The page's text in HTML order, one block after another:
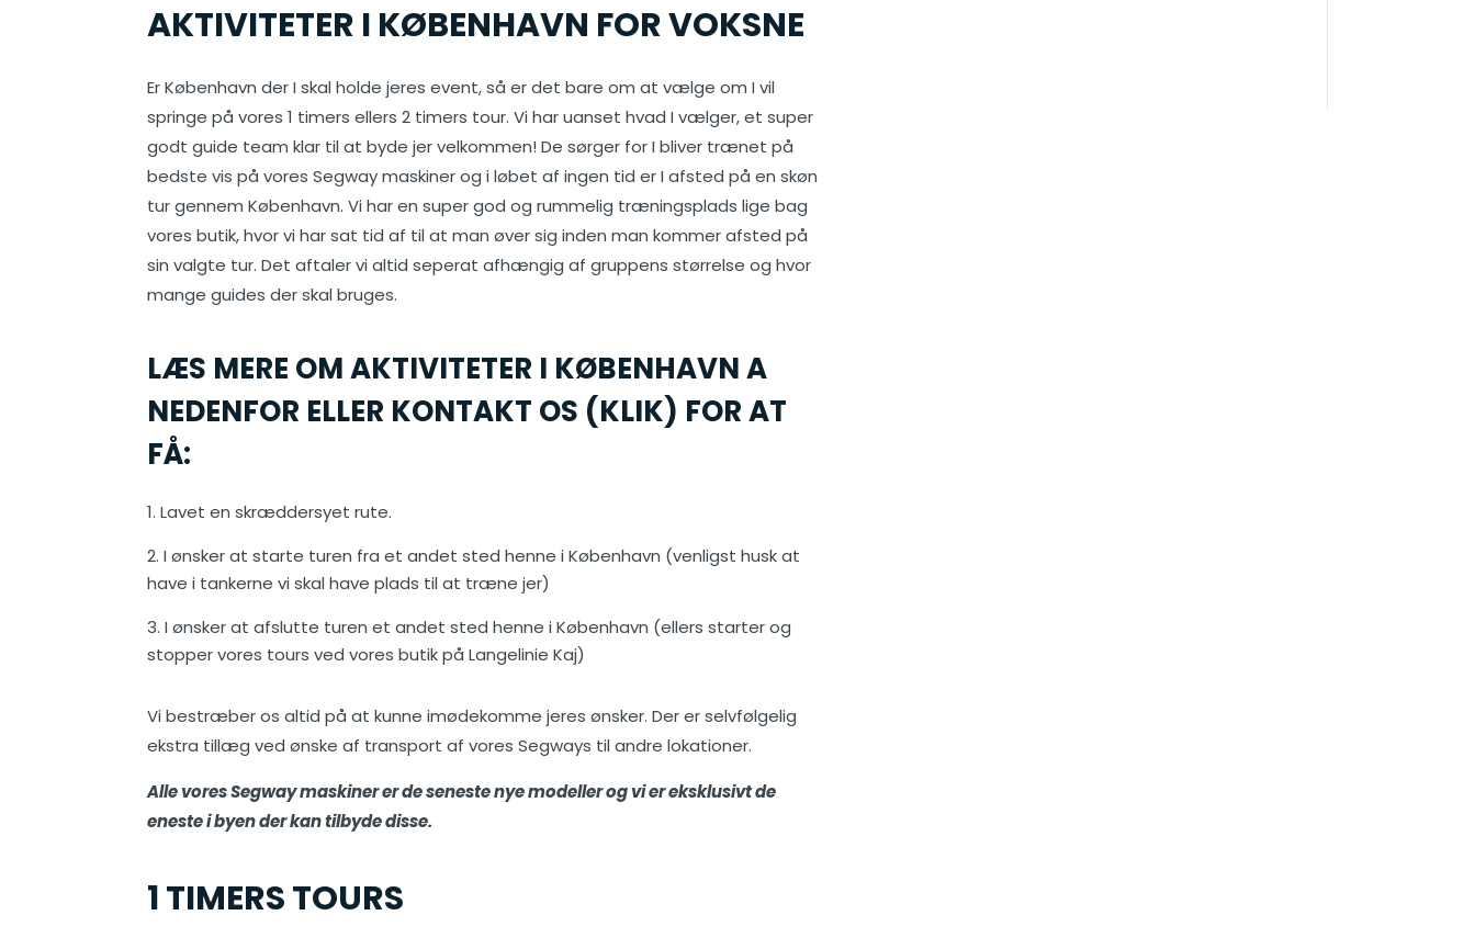
AKTIVITETER I KØBENHAVN FOR VOKSNE
Er København der I skal holde jeres event, så er det bare om at vælge om I vil
springe på vores 1 timers ellers 2 timers tour. Vi har uanset hvad I vælger, et super
godt guide team klar til at byde jer velkommen! De sørger for I bliver trænet på
bedste vis på vores Segway maskiner og i løbet af ingen tid er I afsted på en skøn
tur gennem København. Vi har en super god og rummelig træningsplads lige bag
vores butik, hvor vi har sat tid af til at man øver sig inden man kommer afsted på
sin valgte tur. Det aftaler vi altid seperat afhængig af gruppens størrelse og hvor
mange guides der skal bruges.
LÆS MERE OM AKTIVITETER I KØBENHAVN A
NEDENFOR ELLER KONTAKT OS (KLIK) FOR AT
FÅ:
Lavet en skræddersyet rute.
I ønsker at starte turen fra et andet sted henne i København (venligst husk at
have i tankerne vi skal have plads til at træne jer)
I ønsker at afslutte turen et andet sted henne i København (ellers starter og
stopper vores tours ved vores butik på Langelinie Kaj)
Vi bestræber os altid på at kunne imødekomme jeres ønsker. Der er selvfølgelig
ekstra tillæg ved ønske af transport af vores Segways til andre lokationer.
Alle vores Segway maskiner er de seneste nye modeller og vi er eksklusivt de
eneste i byen der kan tilbyde disse.
1 TIMERS TOURS